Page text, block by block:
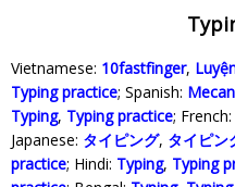
Vietnamese: 10fastfinger,
Typing practice; Spanish:
Typing, Typing practice; French:
Japanese: タイピング, タイピン
practice; Hindi: Typing, Typing